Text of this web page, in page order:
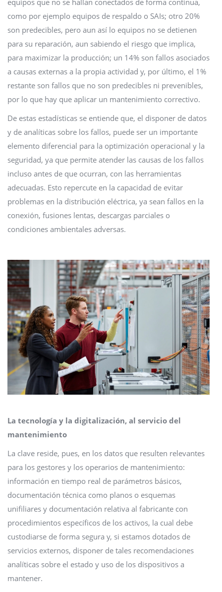
equipos que no se hallan conectados de forma continua,
como por ejemplo equipos de respaldo o SAIs; otro 20%
son predecibles, pero aun así lo equipos no se detienen
para su reparación, aun sabiendo el riesgo que implica,
para maximizar la producción; un 14% son fallos asociados
a causas externas a la propia actividad y, por último, el 1%
restante son fallos que no son predecibles ni prevenibles,
por lo que hay que aplicar un mantenimiento correctivo.
De estas estadísticas se entiende que, el disponer de datos
y de analíticas sobre los fallos, puede ser un importante
elemento diferencial para la optimización operacional y la
seguridad, ya que permite atender las causas de los fallos
incluso antes de que ocurran, con las herramientas
adecuadas. Esto repercute en la capacidad de evitar
problemas en la distribución eléctrica, ya sean fallos en la
conexión, fusiones lentas, descargas parciales o
condiciones ambientales adversas.
La tecnología y la digitalización, al servicio del
mantenimiento
La clave reside, pues, en los datos que resulten relevantes
para los gestores y los operarios de mantenimiento:
información en tiempo real de parámetros básicos,
documentación técnica como planos o esquemas
unifiliares y documentación relativa al fabricante con
procedimientos específicos de los activos, la cual debe
custodiarse de forma segura y, si estamos dotados de
servicios externos, disponer de tales recomendaciones
analíticas sobre el estado y uso de los dispositivos a
mantener.